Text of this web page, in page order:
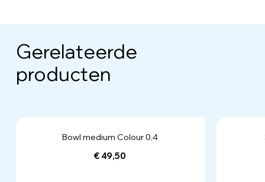
Gerelateerde
producten
Bowl medium Colour 0,4
€ 49,50